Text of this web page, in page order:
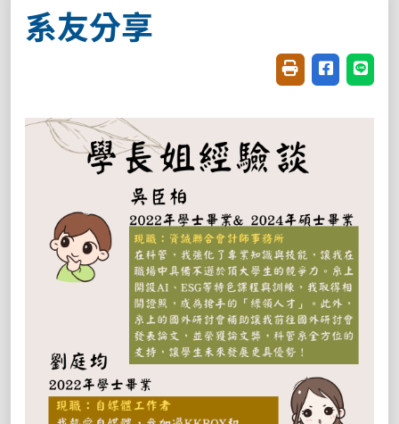
系友分享
友善列印(開新視
分享至臉書
分享